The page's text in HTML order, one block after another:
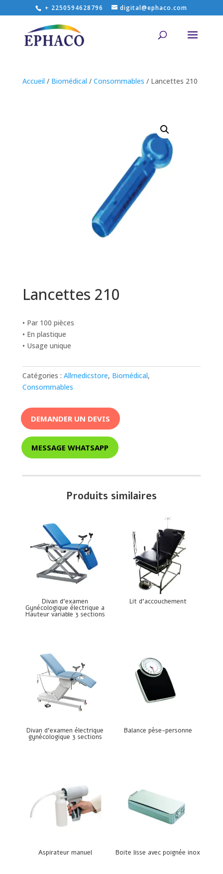
+ 2250594628796 digital@ephaco.com
Accueil / Biomédical / Consommables / Lancettes 210
Lancettes 210
• Par 100 pièces
• En plastique
• Usage unique
Catégories : Allmedicstore, Biomédical,
Consommables
DEMANDER UN DEVIS
MESSAGE WHATSAPP
Produits similaires
Divan d’examen
Gynécologique électrique a
Hauteur variable 3 sections
Lit d’accouchement
Divan d’examen électrique
gynécologique 3 sections
Balance pèse-personne
Aspirateur manuel Boite lisse avec poignée inox